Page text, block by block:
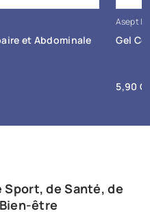
et Abdominale
Asept
Gel
Prix
5,90
Sport, de Santé, de
Bien-être